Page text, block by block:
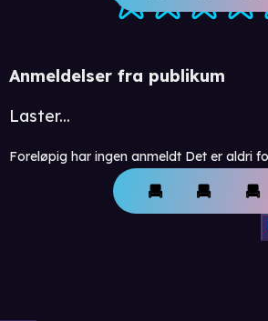
Anmeldelser fra publikum
Laster...
Foreløpig har ingen anmeldt Det er aldri